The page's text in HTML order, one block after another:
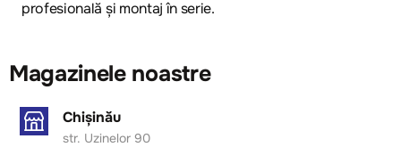
profesională și montaj în serie.
Magazinele noastre
Chișinău
str. Uzinelor 90